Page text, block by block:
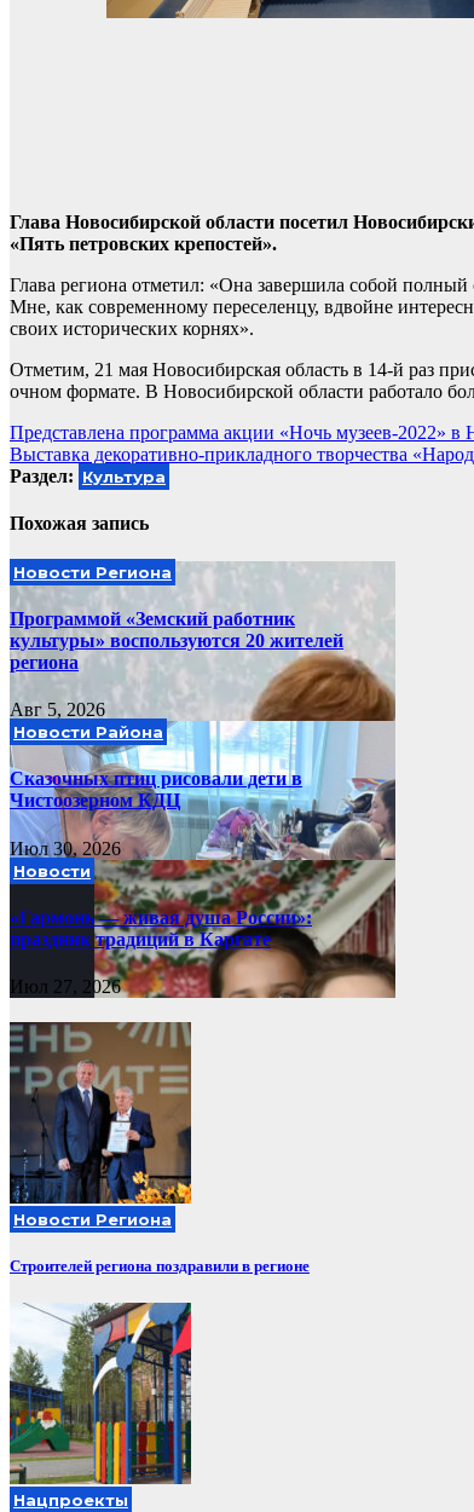
Глава Новосибирской области посетил
«Пять петровских крепостей».
Глава региона отметил: «Она завершила собой
Мне, как современному переселенцу, вдвойне
своих исторических корнях».
Отметим, 21 мая Новосибирская область в 14-й раз
очном формате. В Новосибирской области работало
Навигация
по
Представлена программа акции «Ночь музеев-2022»
Выставка декоративно-прикладного творчества
Раздел: Культура
Похожая запись
Новости Региона
Программой «Земский работник
культуры» воспользуются 20 жителей
региона
Авг 5, 2026
Новости Района
Сказочных птиц рисовали дети в
Чистоозерном КДЦ
Июл 30, 2026
Новости
«Гармонь — живая душа России»:
праздник традиций в Каргате
Июл 27, 2026
Новости Региона
Строителей региона поздравили в регионе
Нацпроекты